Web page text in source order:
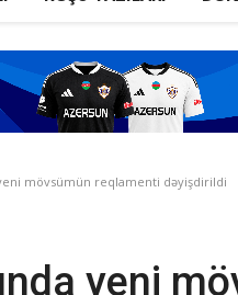
mövsümün reqlamenti dəyişdirildi
yeni